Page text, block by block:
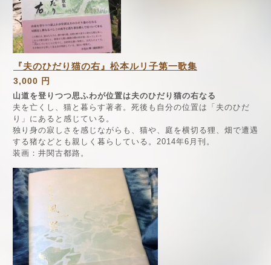
『夫のひだり猫の右』松本ルリ子第一歌集
3,000 円
山道を登りつつ思ふわが位置は夫のひだり猫の右なる
夫を亡くし、猫と暮らす著者。死後も自分の位置は「夫のひだ
り」にあると感じている。
独り身の寂しさを感じながらも、猫や、庭を横切る狸、畑で遭遇
する猪などとも親しく暮らしている。2014年6月刊。
装画：井関古都路。